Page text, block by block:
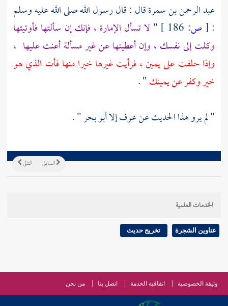
عبد الرحمن بن سمرة قال : قال رسول الله صلى الله عليه وسلم
:
[ص: " لا تسأل الإمارة ، فإنك إن سألتها فأوتيتها
وكلت إلى نفسك ، وإن أعطيتها عن غير مسألة أعنت عليها ،
وإذا حلفت على يمين ، فرأيت غيرها خيرا منها فأت الذي هو
خير وكفر عن يمينك" .
" لم يرو هذا الحديث عنعوفإلاأبو بحر" .
التالي السابق
الخدمات العلمية
عناوين الشجرة تخريج حديث
وثيقة الخصوصية اتفاقية الخدمة اتصل بنا من نحن